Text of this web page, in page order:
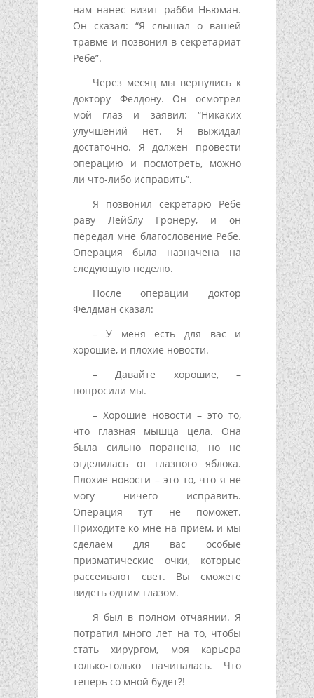
нам нанес визит рабби Ньюман.
Он сказал: “Я слышал о вашей
травме и позвонил в секретариат
Ребе”.
Через месяц мы вернулись к
доктору Фелдону. Он осмотрел
мой глаз и заявил: “Никаких
улучшений нет. Я выжидал
достаточно. Я должен провести
операцию и посмотреть, можно
ли что-либо исправить”.
Я позвонил секретарю Ребе
раву Лейблу Гронеру, и он
передал мне благословение Ребе.
Операция была назначена на
следующую неделю.
После операции доктор
Фелдман сказал:
– У меня есть для вас и
хорошие, и плохие новости.
– Давайте хорошие, –
попросили мы.
– Хорошие новости – это то,
что глазная мышца цела. Она
была сильно поранена, но не
отделилась от глазного яблока.
Плохие новости – это то, что я не
могу ничего исправить.
Операция тут не поможет.
Приходите ко мне на прием, и мы
сделаем для вас особые
призматические очки, которые
рассеивают свет. Вы сможете
видеть одним глазом.
Я был в полном отчаянии. Я
потратил много лет на то, чтобы
стать хирургом, моя карьера
только-только начиналась. Что
теперь со мной будет?!